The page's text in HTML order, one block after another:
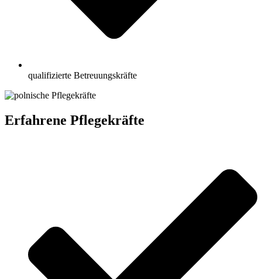
qualifizierte Betreuungskräfte
Erfahrene Pflegekräfte